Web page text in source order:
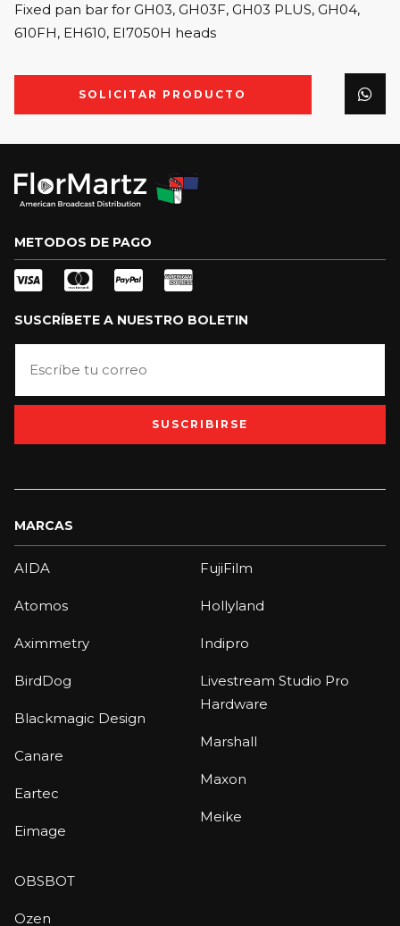
Fixed pan bar for GH03, GH03F, GH03 PLUS, GH04,
610FH, EH610, EI7050H heads
SOLICITAR PRODUCTO
METODOS DE PAGO
SUSCRÍBETE A NUESTRO BOLETIN
SUSCRIBIRSE
MARCAS
AIDA
Atomos
Aximmetry
BirdDog
Blackmagic Design
Canare
Eartec
Eimage
FujiFilm
Hollyland
Indipro
Livestream Studio Pro
Hardware
Marshall
Maxon
Meike
OBSBOT
Ozen